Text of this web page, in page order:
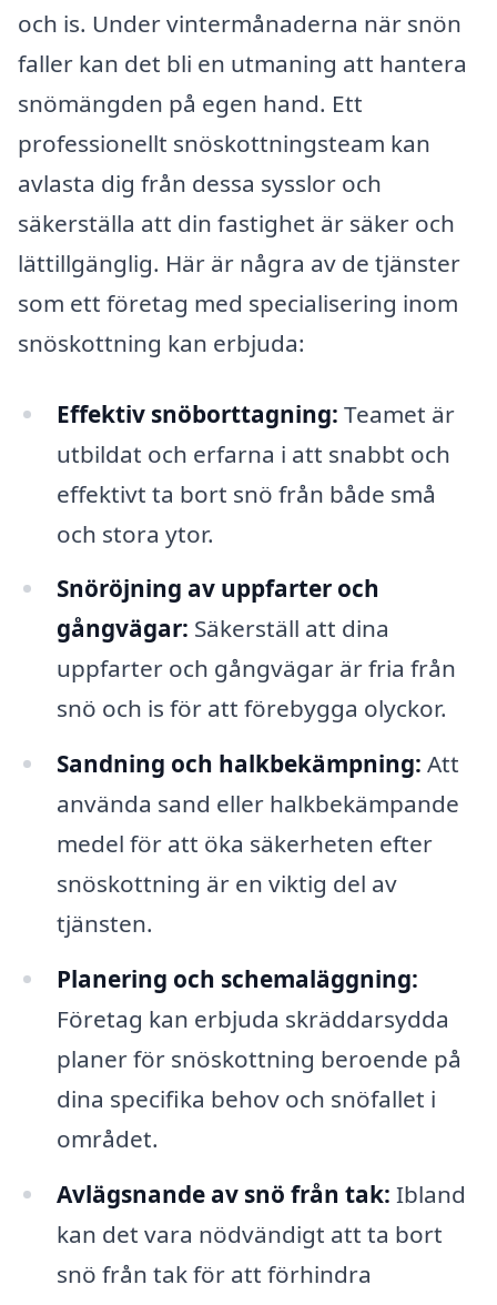
och is. Under vintermånaderna när snön
faller kan det bli en utmaning att hantera
snömängden på egen hand. Ett
professionellt snöskottningsteam kan
avlasta dig från dessa sysslor och
säkerställa att din fastighet är säker och
lättillgänglig. Här är några av de tjänster
som ett företag med specialisering inom
snöskottning kan erbjuda:
Effektiv snöborttagning: Teamet är
utbildat och erfarna i att snabbt och
effektivt ta bort snö från både små
och stora ytor.
Snöröjning av uppfarter och
gångvägar: Säkerställ att dina
uppfarter och gångvägar är fria från
snö och is för att förebygga olyckor.
Sandning och halkbekämpning: Att
använda sand eller halkbekämpande
medel för att öka säkerheten efter
snöskottning är en viktig del av
tjänsten.
Planering och schemaläggning:
Företag kan erbjuda skräddarsydda
planer för snöskottning beroende på
dina specifika behov och snöfallet i
området.
Avlägsnande av snö från tak: Ibland
kan det vara nödvändigt att ta bort
snö från tak för att förhindra